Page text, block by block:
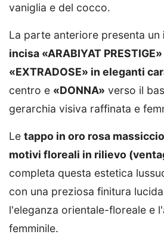
vaniglia e del cocco.
La parte anteriore presenta un
incisa «ARABIYAT PRESTIGE»
«EXTRADOSE» in eleganti
centro e «DONNA» verso il
gerarchia visiva raffinata e
Le tappo in oro rosa
motivi floreali in rilievo
completa questa estetica
con una preziosa finitura
l'eleganza orientale-floreale e
femminile.